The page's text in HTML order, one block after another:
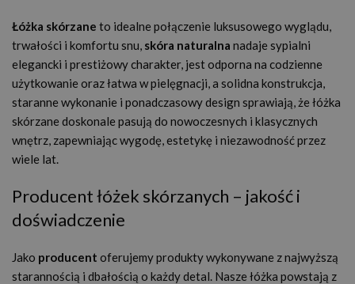
Łóżka skórzane to idealne połączenie luksusowego wyglądu,
trwałości i komfortu snu, skóra naturalna nadaje sypialni
elegancki i prestiżowy charakter, jest odporna na codzienne
użytkowanie oraz łatwa w pielęgnacji, a solidna konstrukcja,
staranne wykonanie i ponadczasowy design sprawiają, że łóżka
skórzane doskonale pasują do nowoczesnych i klasycznych
wnętrz, zapewniając wygodę, estetykę i niezawodność przez
wiele lat.
Producent łóżek skórzanych – jakość i
doświadczenie
Jako producent oferujemy produkty wykonywane z najwyższą
starannością i dbałością o każdy detal. Nasze łóżka powstają z